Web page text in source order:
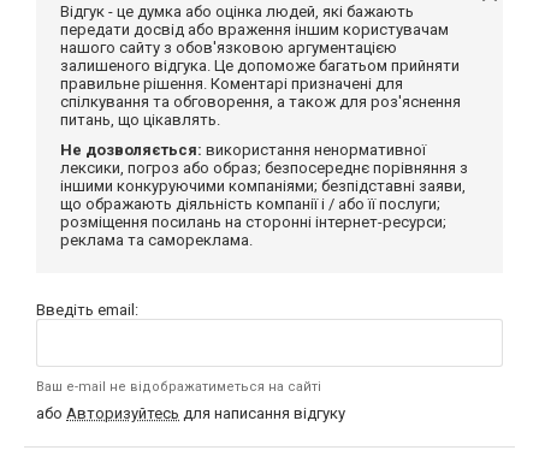
Відгук - це думка або оцінка людей, які бажають
передати досвід або враження іншим користувачам
нашого сайту з обов'язковою аргументацією
залишеного відгука. Це допоможе багатьом прийняти
правильне рішення. Коментарі призначені для
спілкування та обговорення, а також для роз'яснення
питань, що цікавлять.
Не дозволяється: використання ненормативної
лексики, погроз або образ; безпосереднє порівняння з
іншими конкуруючими компаніями; безпідставні заяви,
що ображають діяльність компанії і / або її послуги;
розміщення посилань на сторонні інтернет-ресурси;
реклама та самореклама.
Введіть email:
Ваш e-mail не відображатиметься на сайті
або Авторизуйтесь для написання відгуку